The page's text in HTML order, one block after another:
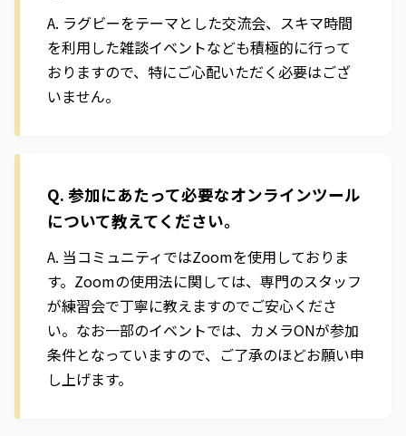
A. ラグビーをテーマとした交流会、スキマ時間
を利用した雑談イベントなども積極的に行って
おりますので、特にご心配いただく必要はござ
いません。
Q. 参加にあたって必要なオンラインツール
について教えてください。
A. 当コミュニティではZoomを使用しておりま
す。Zoomの使用法に関しては、専門のスタッフ
が練習会で丁寧に教えますのでご安心くださ
い。なお一部のイベントでは、カメラONが参加
条件となっていますので、ご了承のほどお願い申
し上げます。